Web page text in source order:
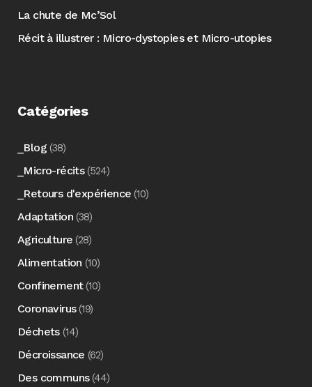
La chute de Mc’Sol
Récit à illustrer : Micro-dystopies et Micro-utopies
Catégories
_Blog (38)
_Micro-récits(524)
_Retours d'expérience (10)
Adaptation (38)
Agriculture (28)
Alimentation (10)
Confinement(10)
Coronavirus(19)
Déchets(14)
Décroissance (62)
Des communs(44)